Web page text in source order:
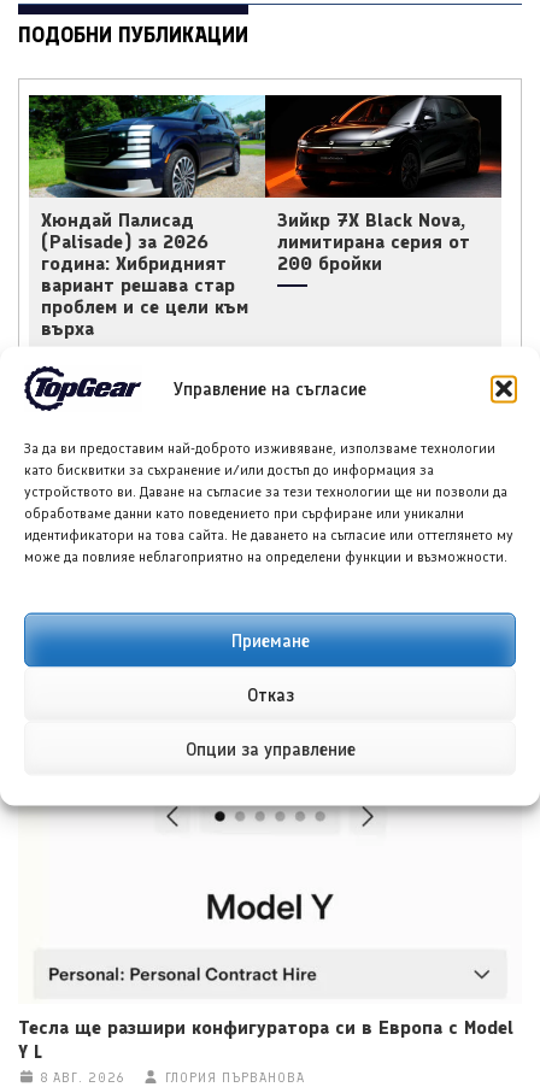
Управление на съгласие
За да ви предоставим най-доброто изживяване, използваме технологии
като бисквитки за съхранение и/или достъп до информация за
устройството ви. Даване на съгласие за тези технологии ще ни позволи да
обработваме данни като поведението при сърфиране или уникални
идентификатори на това сайта. Не даването на съгласие или оттеглянето му
може да повлияе неблагоприятно на определени функции и възможности.
Приемане
Отказ
Опции за управление
ПОДОБНИ ПУБЛИКАЦИИ
Хюндай Палисад
(Palisade) за 2026
година: Хибридният
вариант решава стар
проблем и се цели към
върха
Зийкр 7X Black Nova,
лимитирана серия от
200 бройки
Луксийд RX: Новият
китайски кросоувър с
585 к.с. и облик,
Волво EX60 с първи
тестове за клиенти в
Бордърс
НОВИ ПУБЛИКАЦИИ
Тесла ще разшири конфигуратора си в Европа с Model
Y L
8 АВГ. 2026 ГЛОРИЯ ПЪРВАНОВА